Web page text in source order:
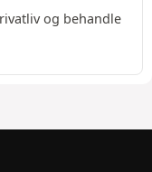
og behandle